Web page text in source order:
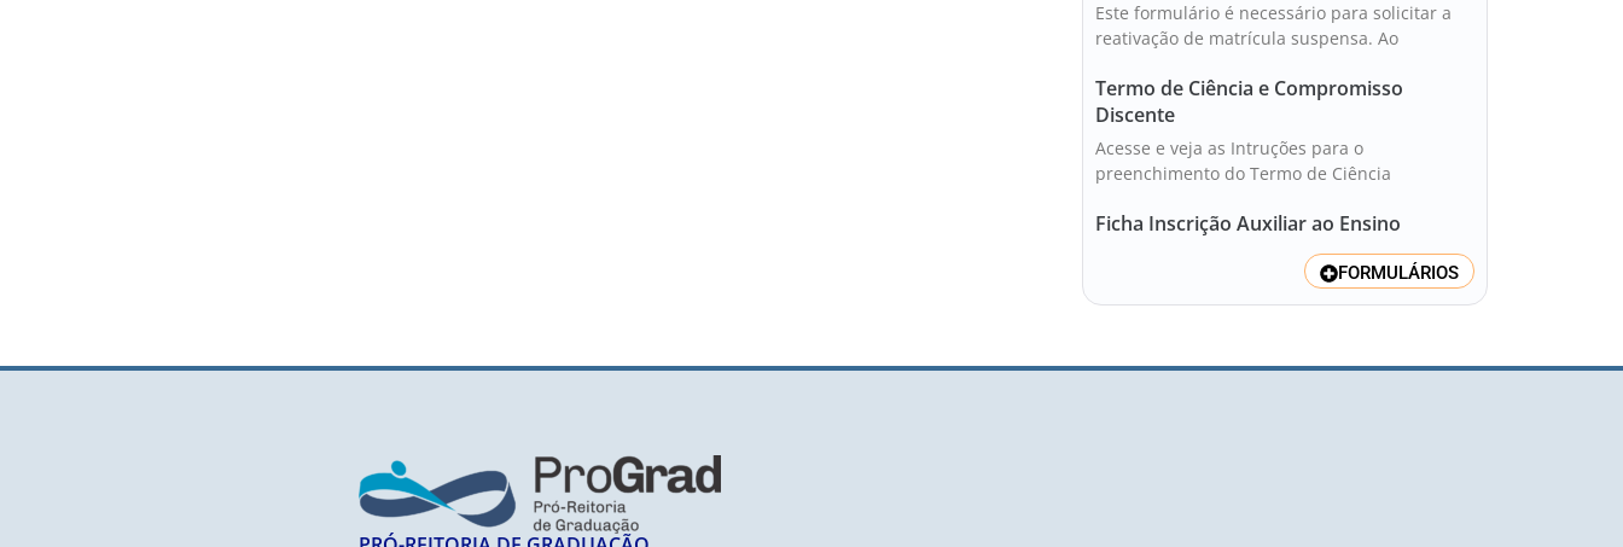
Este formulário é necessário para solicitar a
reativação de matrícula suspensa. Ao
Termo de Ciência e Compromisso
Discente
Acesse e veja as Intruções para o
preenchimento do Termo de Ciência
Ficha Inscrição Auxiliar ao Ensino
FORMULÁRIOS